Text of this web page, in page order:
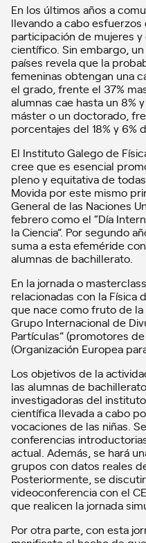
En los últimos años a
llevando a cabo
participación de mujeres
científico. Sin embargo,
países revela que la
femeninas obtengan una
el grado, frente el 37%
alumnas cae hasta un 8%
máster o un doctorado,
porcentajes del 18% y 6%
El Instituto Galego de
cree que es esencial
pleno y equitativa de
Movida por este mismo
General de las Naciones
febrero como el “Día
la Ciencia”. Por segundo
suma a esta efeméride
alumnas de bachillerato.
En la jornada o
relacionadas con la Física
que nace como fruto de la
Grupo Internacional de
Partículas” (promotores
(Organización Europea
Los objetivos de la
las alumnas de
investigadoras del
científica llevada a cabo
vocaciones de las niñas.
conferencias
actual. Además, se hará
grupos con datos reales
Posteriormente, se
videoconferencia con el
que realicen la jornada
Por otra parte, con esta